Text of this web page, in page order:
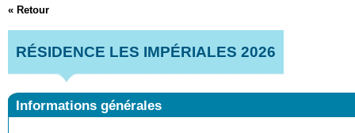
« Retour
RÉSIDENCE LES IMPÉRIALES 2026
Informations générales